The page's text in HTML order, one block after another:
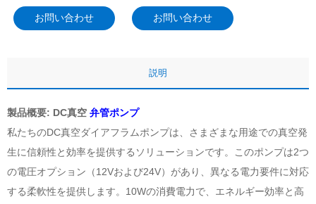
お問い合わせ お問い合わせ
説明
製品概要: DC真空 弁管ポンプ
私たちのDC真空ダイアフラムポンプは、さまざまな用途での真空発
生に信頼性と効率を提供するソリューションです。このポンプは2つ
の電圧オプション（12Vおよび24V）があり、異なる電力要件に対応
する柔軟性を提供します。10Wの消費電力で、エネルギー効率と高